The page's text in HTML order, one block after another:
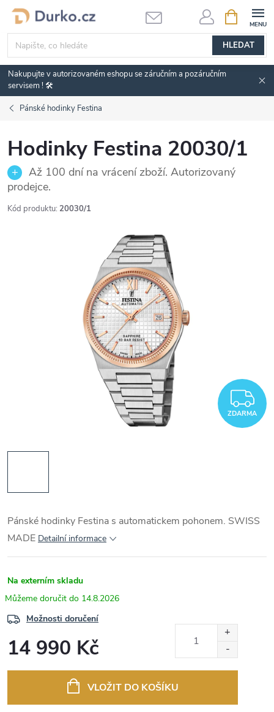
Přejít
obsah
HLEDAT
NÁKUPNÍ
KOŠÍK
Nakupujte v autorizovaném eshopu se záručním a pozáručním
servisem ! 🛠️
Pánské hodinky Festina
Hodinky Festina 20030/1
Až 100 dní na vrácení zboží. Autorizovaný
prodejce.
Kód produktu: 20030/1
ZDARMA
Pánské hodinky Festina s automatickem pohonem. SWISS
MADE Detailní informace
Na externím skladu
14.8.2026
Možnosti doručení
14 990 Kč
VLOŽIT DO KOŠÍKU